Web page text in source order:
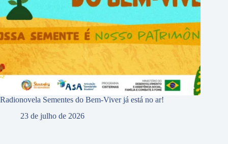
Radionovela Sementes do Bem-Viver já está no ar!
23 de julho de 2026